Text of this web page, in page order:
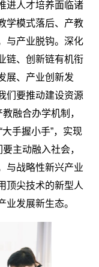
进人才培养面临诸
学模式落后、产教
与产业脱钩。深化
链、创新链有机衔
展、产业创新发
们要推动建设资源
融合办学机制，
大手握小手”，实现
主动融入社会，
与战略性新兴产业
顶尖技术的新型人
业发展新生态。